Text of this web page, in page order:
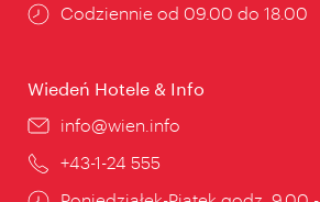
Godziny
Codziennie od 09.00 do 18.00
Wiedeń Hotele & Info
E-
info@wien.info
Telefon:
+43-1-24 555